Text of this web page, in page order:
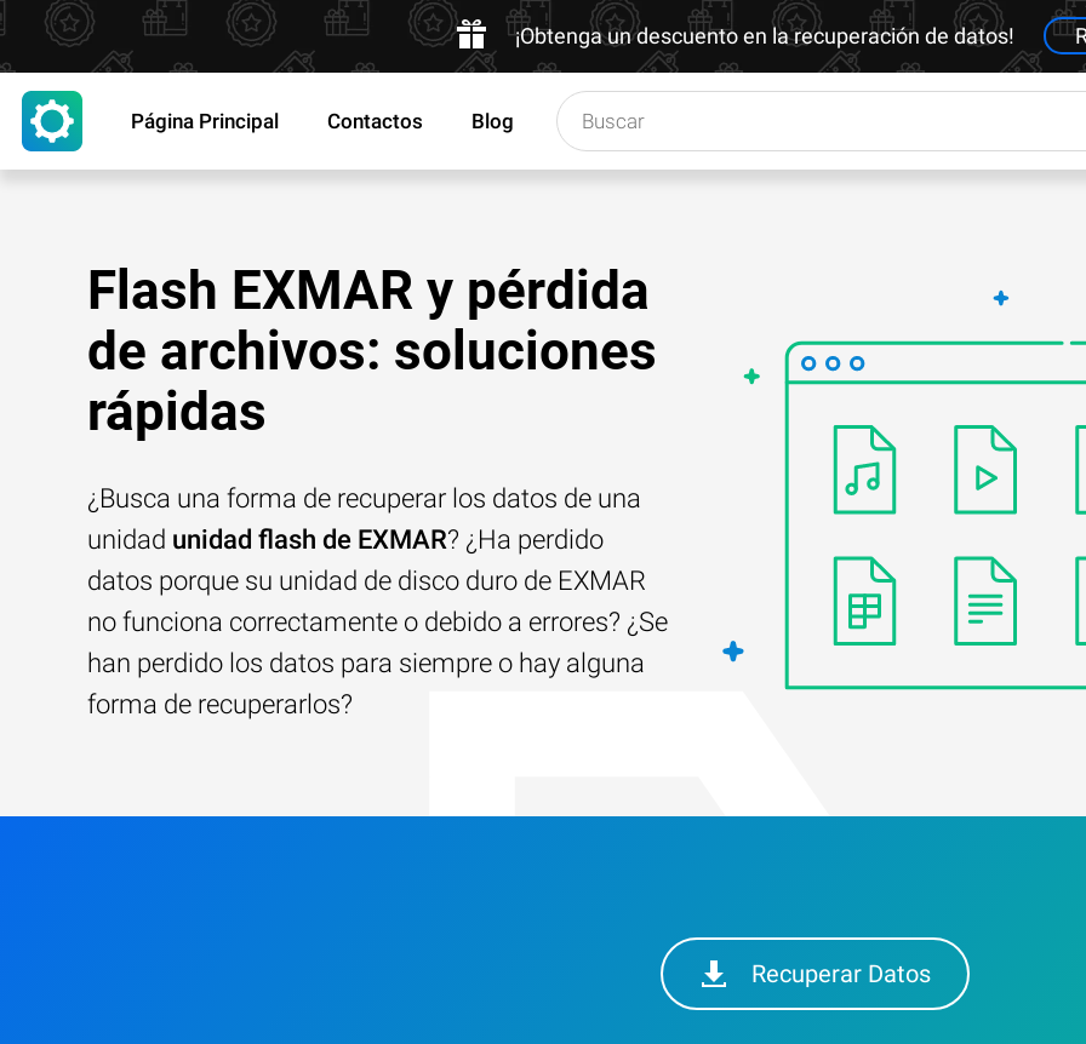
¡Obtenga un descuento en la recuperación de datos!
Página Principal Contactos Blog
Flash EXMAR y pérdida
de archivos: soluciones
rápidas
¿Busca una forma de recuperar los datos de una
unidad unidad flash de EXMAR? ¿Ha perdido
datos porque su unidad de disco duro de EXMAR
no funciona correctamente o debido a errores? ¿Se
han perdido los datos para siempre o hay alguna
forma de recuperarlos?
Recuperar Datos